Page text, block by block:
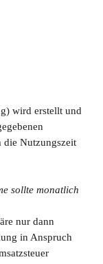
wird erstellt und
die Nutzungszeit
sollte monatlich
nur dann
in Anspruch